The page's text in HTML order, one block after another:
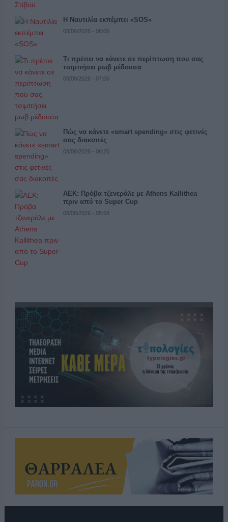
Η Ναυτιλία εκπέμπει «SOS»
08/08/2026 - 08:06
Τι πρέπει να κάνετε σε περίπτωση που σας
τσιμπήσει μωβ μέδουσα
08/08/2026 - 07:06
Πώς να κάνετε «smart spending» στις φετινές
σας διακοπές
08/08/2026 - 06:20
ΑΕΚ: Πρόβα τζενεράλε με Athens Kallithea
πριν από το Super Cup
08/08/2026 - 05:58